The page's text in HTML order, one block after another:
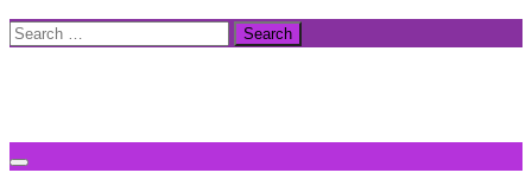
Skip
Search